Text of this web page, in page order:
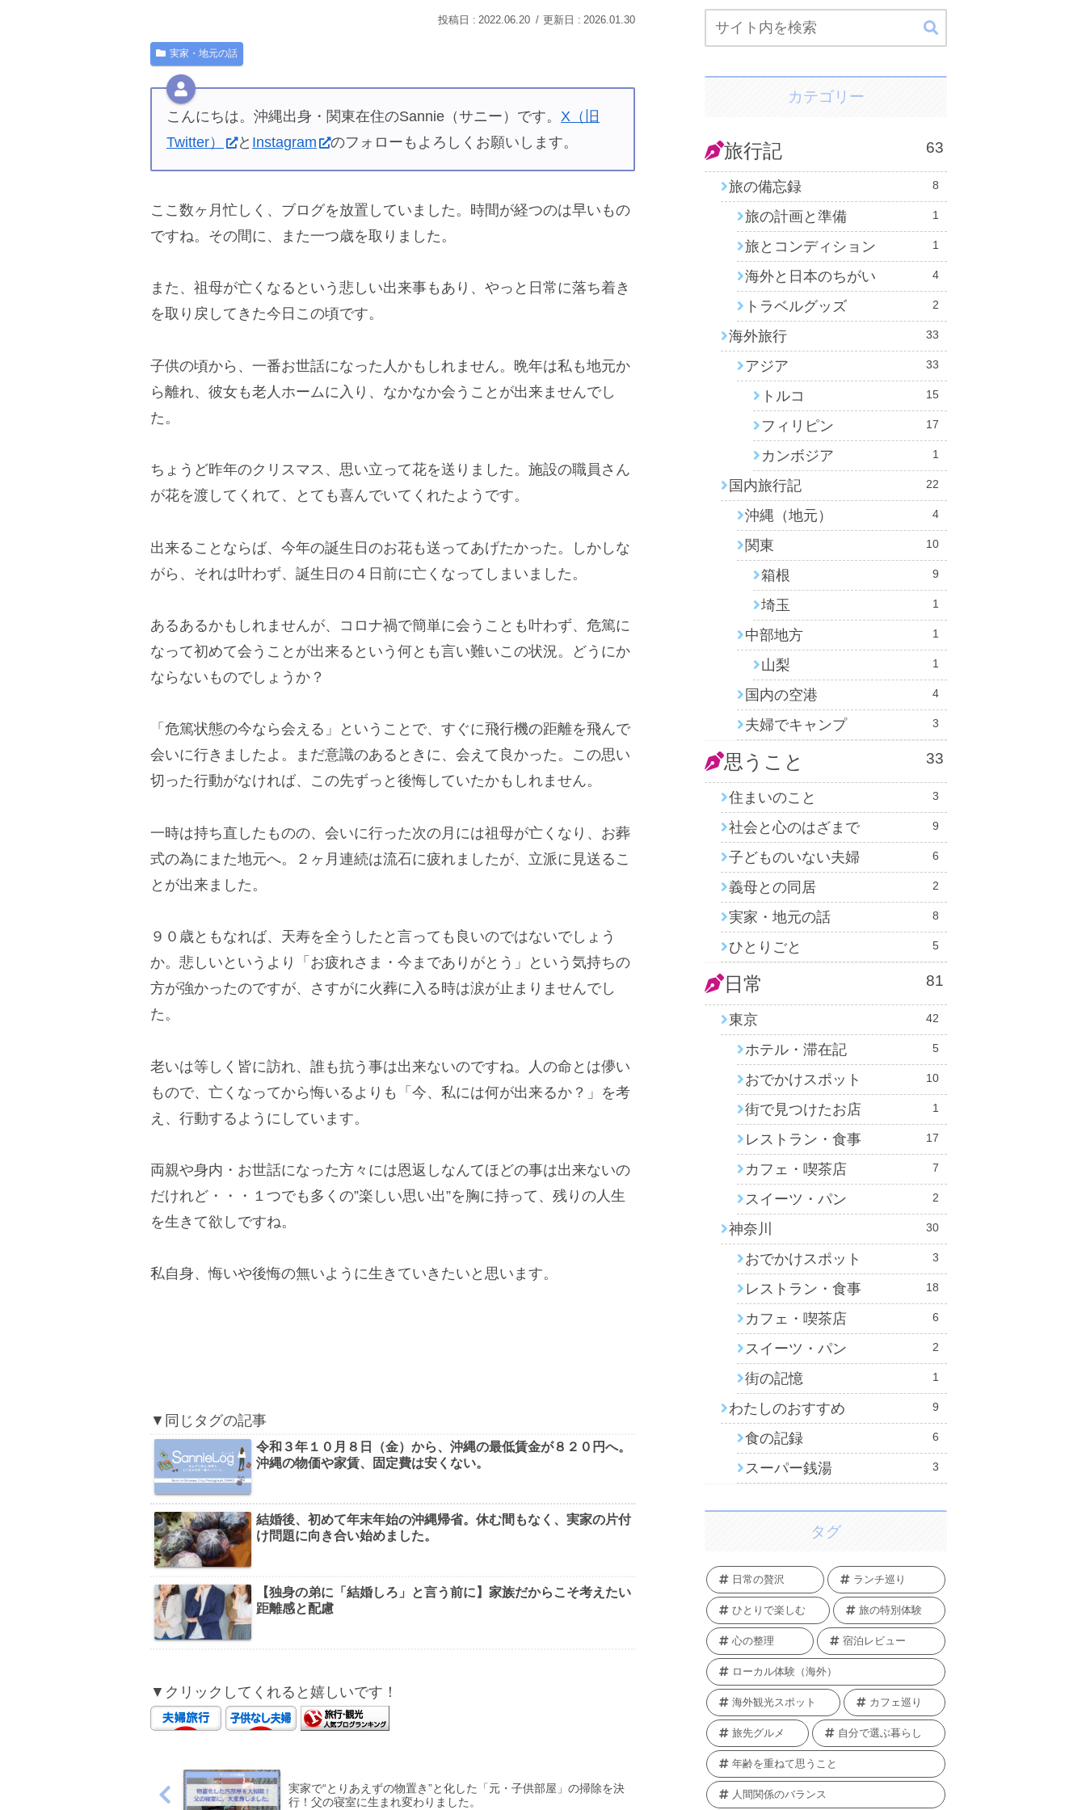
2022.06.20 2026.01.30
実家・地元の話
こんにちは。沖縄出身・関東在住のSannie（サニー）です。 X（旧
Twitter）
と Instagram のフォローもよろしくお願いします。
ここ数ヶ月忙しく、ブログを放置していました。時間が経つのは早いもの
ですね。その間に、また一つ歳を取りました。
また、祖母が亡くなるという悲しい出来事もあり、やっと日常に落ち着き
を取り戻してきた今日この頃です。
子供の頃から、一番お世話になった人かもしれません。晩年は私も地元か
ら離れ、彼女も老人ホームに入り、なかなか会うことが出来ませんでし
た。
ちょうど昨年のクリスマス、思い立って花を送りました。施設の職員さん
が花を渡してくれて、とても喜んでいてくれたようです。
出来ることならば、今年の誕生日のお花も送ってあげたかった。しかしな
がら、それは叶わず、誕生日の４日前に亡くなってしまいました。
あるあるかもしれませんが、コロナ禍で簡単に会うことも叶わず、危篤に
なって初めて会うことが出来るという何とも言い難いこの状況。どうにか
ならないものでしょうか？
「危篤状態の今なら会える」ということで、すぐに飛行機の距離を飛んで
会いに行きましたよ。まだ意識のあるときに、会えて良かった。この思い
切った行動がなければ、この先ずっと後悔していたかもしれません。
一時は持ち直したものの、会いに行った次の月には祖母が亡くなり、お葬
式の為にまた地元へ。２ヶ月連続は流石に疲れましたが、立派に見送るこ
とが出来ました。
９０歳ともなれば、天寿を全うしたと言っても良いのではないでしょう
か。悲しいというより「お疲れさま・今までありがとう」という気持ちの
方が強かったのですが、さすがに火葬に入る時は涙が止まりませんでし
た。
老いは等しく皆に訪れ、誰も抗う事は出来ないのですね。人の命とは儚い
もので、亡くなってから悔いるよりも「今、私には何が出来るか？」を考
え、行動するようにしています。
両親や身内・お世話になった方々には恩返しなんてほどの事は出来ないの
だけれど・・・１つでも多くの”楽しい思い出”を胸に持って、残りの人生
を生きて欲しですね。
私自身、悔いや後悔の無いように生きていきたいと思います。
▼同じタグの記事
令和３年１０月８日（金）から、沖縄の最低賃金が８２０円へ。
沖縄の物価や家賃、固定費は安くない。
結婚後、初めて年末年始の沖縄帰省。休む間もなく、実家の片付
け問題に向き合い始めました。
【独身の弟に「結婚しろ」と言う前に】家族だからこそ考えたい
距離感と配慮
▼クリックしてくれると嬉しいです！
実家で“とりあえずの物置き”と化した「元・子供部屋」の掃除を決
行！父の寝室に生まれ変わりました。
カテゴリー
旅行記 63
旅の備忘録 8
旅の計画と準備 1
旅とコンディション 1
海外と日本のちがい 4
トラベルグッズ 2
海外旅行 33
アジア 33
トルコ 15
フィリピン 17
カンボジア 1
国内旅行記 22
沖縄（地元） 4
関東 10
箱根 9
埼玉 1
中部地方 1
山梨 1
国内の空港 4
夫婦でキャンプ 3
思うこと 33
住まいのこと 3
社会と心のはざまで 9
子どものいない夫婦 6
義母との同居 2
実家・地元の話 8
ひとりごと 5
日常 81
東京 42
ホテル・滞在記 5
おでかけスポット 10
街で見つけたお店 1
レストラン・食事 17
カフェ・喫茶店 7
スイーツ・パン 2
神奈川 30
おでかけスポット 3
レストラン・食事 18
カフェ・喫茶店 6
スイーツ・パン 2
街の記憶 1
わたしのおすすめ 9
食の記録 6
スーパー銭湯 3
タグ
日常の贅沢 ランチ巡り
ひとりで楽しむ 旅の特別体験
心の整理 宿泊レビュー
ローカル体験（海外）
海外観光スポット カフェ巡り
旅先グルメ 自分で選ぶ暮らし
年齢を重ねて思うこと
人間関係のバランス